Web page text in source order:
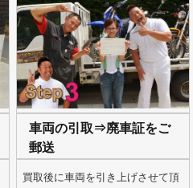
車両の引取⇒廃車証をご
郵送
買取後に車両を引き上げさせて頂